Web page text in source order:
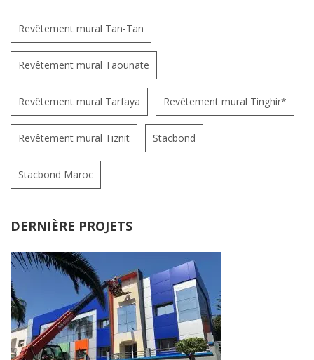
Revêtement mural Tan-Tan
Revêtement mural Taounate
Revêtement mural Tarfaya Revêtement mural Tinghir*
Revêtement mural Tiznit Stacbond
Stacbond Maroc
DERNIÈRE PROJETS